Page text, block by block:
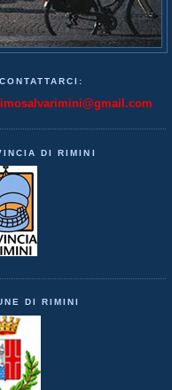
DI RIMINI
DI RIMINI